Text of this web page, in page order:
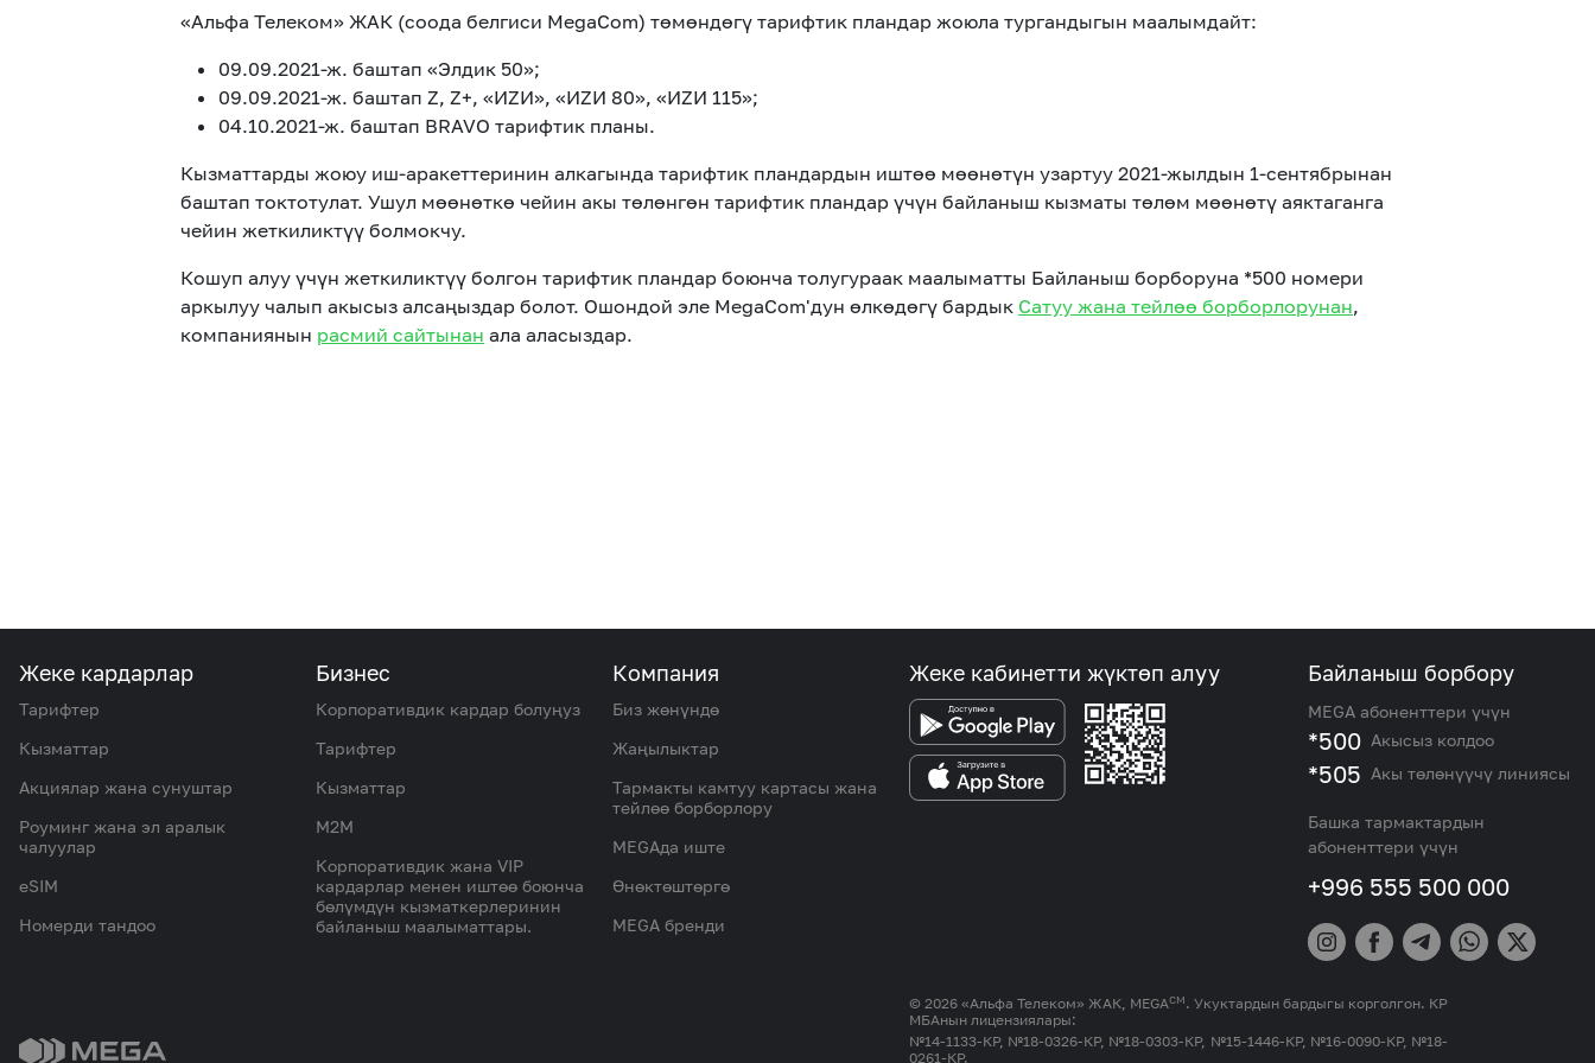
«Альфа Телеком» ЖАК (соода белгиси MegaCom) төмөндөгү тарифтик пландар жоюла тургандыгын маалымдайт:
09.09.2021-ж. баштап «Элдик 50»;
09.09.2021-ж. баштап Z, Z+, «ИZИ», «ИZИ 80», «ИZИ 115»;
04.10.2021-ж. баштап BRAVO тарифтик планы.
Кызматтарды жоюу иш-аракеттеринин алкагында тарифтик пландардын иштөө мөөнөтүн узартуу 2021-жылдын 1-сентябрынан
баштап токтотулат. Ушул мөөнөткө чейин акы төлөнгөн тарифтик пландар үчүн байланыш кызматы төлөм мөөнөтү аяктаганга
чейин жеткиликтүү болмокчу.
Кошуп алуу үчүн жеткиликтүү болгон тарифтик пландар боюнча толугураак маалыматты Байланыш борборуна *500 номери
аркылуу чалып акысыз алсаңыздар болот. Ошондой эле MegaCom'дун өлкөдөгү бардык Сатуу жана тейлөө борборлорунан,
компаниянын расмий сайтынан ала аласыздар.
Жеке кардарлар
Тарифтер
Кызматтар
Акциялар жана сунуштар
Роуминг жана эл аралык
чалуулар
eSIM
Номерди тандоо
Бизнес
Корпоративдик кардар болуңуз
Тарифтер
Кызматтар
M2M
Корпоративдик жана VIP
кардарлар менен иштөө боюнча
бөлүмдүн кызматкерлеринин
байланыш маалыматтары.
Компания
Биз жөнүндө
Жаңылыктар
Тармакты камтуу картасы жана
тейлөө борборлору
MEGAда иште
Өнөктөштөргө
MEGA бренди
Жеке кабинетти жүктөп алуу Байланыш борбору
MEGA абоненттери үчүн
*500 Акысыз колдоо
*505 Акы төлөнүүчү линиясы
Башка тармактардын
абоненттери үчүн
+996 555 500 000
© 2026 «Альфа Телеком» ЖАК, MEGAСМ. Укуктардын бардыгы корголгон. КР
МБАнын лицензиялары:
№14-1133-КР, №18-0326-КР, №18-0303-КР, №15-1446-КР, №16-0090-КР, №18-
0261-КР.